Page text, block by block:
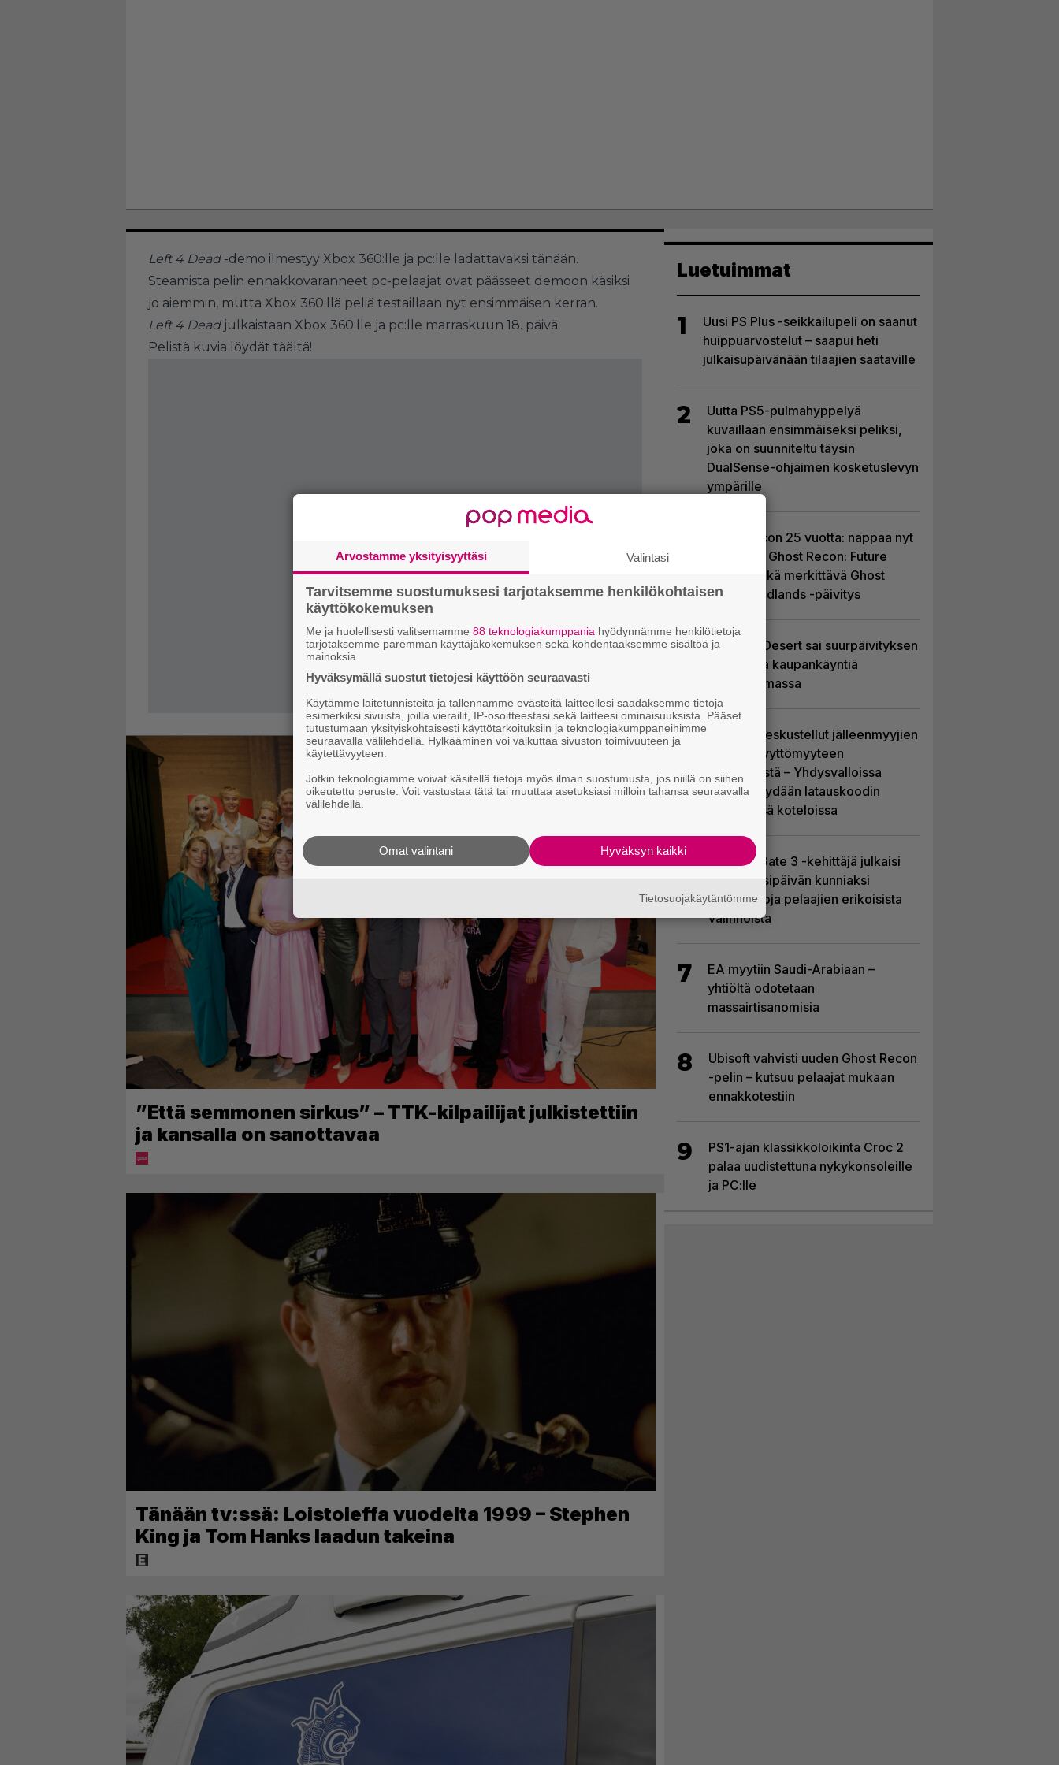
Left 4 Dead -demo ilmestyy Xbox 360:lle ja pc:lle ladattavaksi tänään.
Steamista pelin ennakkovaranneet pc-pelaajat ovat päässeet demoon käsiksi
jo aiemmin, mutta Xbox 360:llä peliä testaillaan nyt ensimmäisen kerran.
Left 4 Deadjulkaistaan Xbox 360:lle ja pc:lle marraskuun 18. päivä.
Pelistä kuvia löydät täältä!
”Että semmonen sirkus” – TTK-kilpailijat julkistettiin
ja kansalla on sanottavaa
Tänään tv:ssä: Loistoleffa vuodelta 1999 – Stephen
King ja Tom Hanks laadun takeina
Luetuimmat
1
Uusi PS Plus -seikkailupeli on saanut
huippuarvostelut – saapui heti
julkaisupäivänään tilaajien saataville
2
Uutta PS5-pulmahyppelyä
kuvaillaan ensimmäiseksi peliksi,
joka on suunniteltu täysin
DualSense-ohjaimen kosketuslevyn
ympärille
Ghost Recon 25 vuotta: nappaa nyt
ilmaiseksi Ghost Recon: Future
Soldier sekä merkittävä Ghost
Recon Wildlands -päivitys
4
Crimson Desert sai suurpäivityksen
– uudistaa kaupankäyntiä
pelimaailmassa
5
Sony on keskustellut jälleenmyyjien
kanssa levyttömyyteen
siirtymisestä – Yhdysvalloissa
pelejä myydään latauskoodin
sisältävissä koteloissa
6
Baldur’s Gate 3 -kehittäjä julkaisi
pelin vuosipäivän kunniaksi
tilastotietoja pelaajien erikoisista
valinnoista
7
EA myytiin Saudi-Arabiaan –
yhtiöltä odotetaan
massairtisanomisia
8
Ubisoft vahvisti uuden Ghost Recon
-pelin – kutsuu pelaajat mukaan
ennakkotestiin
9
PS1-ajan klassikkoloikinta Croc 2
palaa uudistettuna nykykonsoleille
ja PC:lle
Arvostamme yksityisyyttäsi Valintasi
Tarvitsemme suostumuksesi tarjotaksemme henkilökohtaisen
käyttökokemuksen
Me ja huolellisesti valitsemamme 88 teknologiakumppania hyödynnämme henkilötietoja
tarjotaksemme paremman käyttäjäkokemuksen sekä kohdentaaksemme sisältöä ja
mainoksia.
Hyväksymällä suostut tietojesi käyttöön seuraavasti
Käytämme laitetunnisteita ja tallennamme evästeitä laitteellesi saadaksemme tietoja
esimerkiksi sivuista, joilla vierailit, IP-osoitteestasi sekä laitteesi ominaisuuksista. Pääset
tutustumaan yksityiskohtaisesti käyttötarkoituksiin ja teknologiakumppaneihimme
seuraavalla välilehdellä. Hylkääminen voi vaikuttaa sivuston toimivuuteen ja
käytettävyyteen.
Jotkin teknologiamme voivat käsitellä tietoja myös ilman suostumusta, jos niillä on siihen
oikeutettu peruste. Voit vastustaa tätä tai muuttaa asetuksiasi milloin tahansa seuraavalla
välilehdellä.
Hyväksyn kaikki
Omat valintani
Tietosuojakäytäntömme